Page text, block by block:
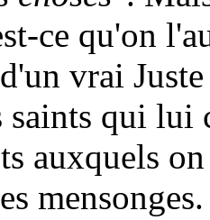
ce qu'on
vrai
saints qui lui
auxquels
mensonges.